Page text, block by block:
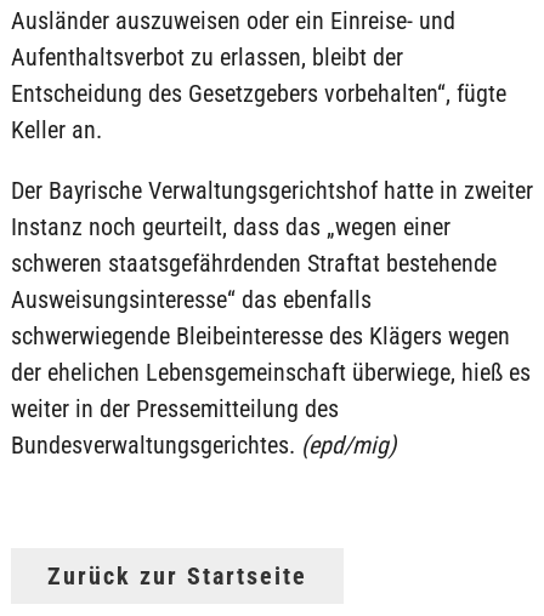
Ausländer auszuweisen oder ein Einreise- und
Aufenthaltsverbot zu erlassen, bleibt der
Entscheidung des Gesetzgebers vorbehalten“, fügte
Keller an.
Der Bayrische Verwaltungsgerichtshof hatte in zweiter
Instanz noch geurteilt, dass das „wegen einer
schweren staatsgefährdenden Straftat bestehende
Ausweisungsinteresse“ das ebenfalls
schwerwiegende Bleibeinteresse des Klägers wegen
der ehelichen Lebensgemeinschaft überwiege, hieß es
weiter in der Pressemitteilung des
Bundesverwaltungsgerichtes. (epd/mig)
Zurück zur Startseite